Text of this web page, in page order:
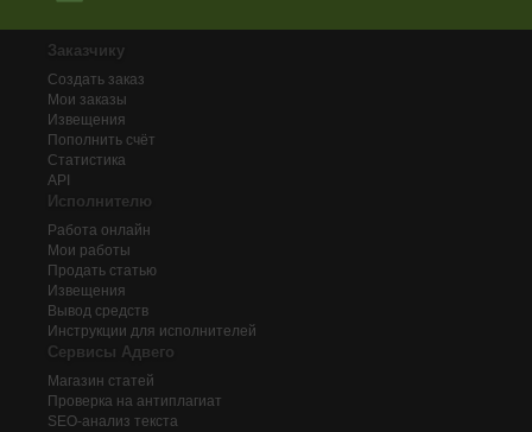
Заказчику
Создать заказ
Мои заказы
Извещения
Пополнить счёт
Статистика
API
Исполнителю
Работа онлайн
Мои работы
Продать статью
Извещения
Вывод средств
Инструкции для исполнителей
Сервисы Адвего
Магазин статей
Проверка на антиплагиат
SEO-анализ текста